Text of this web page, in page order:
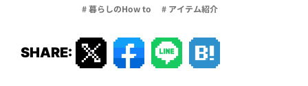
# 暮らしのHow to # アイテム紹介
SHARE: